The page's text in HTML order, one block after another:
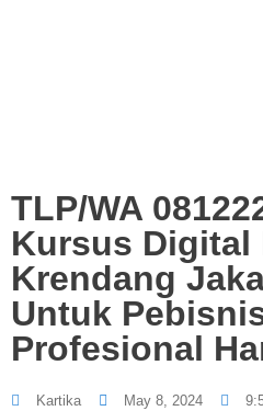
TLP/WA
Kursus Digital
Krendang
Untuk
Profesional
Kartika May 8, 2024